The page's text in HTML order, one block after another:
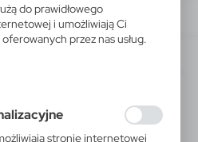
do prawidłowego
i umożliwiają Ci
przez nas usług.
Twoich ustawień
zakłóceń.
stronie internetowej